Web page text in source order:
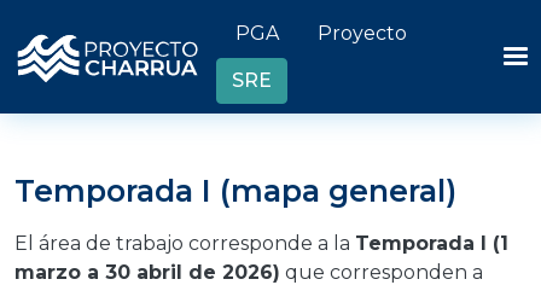
Header links
PGA Proyecto
SRE
Temporada I (mapa general)
El área de trabajo corresponde a la Temporada I (1
marzo a 30 abril de 2026) que corresponden a